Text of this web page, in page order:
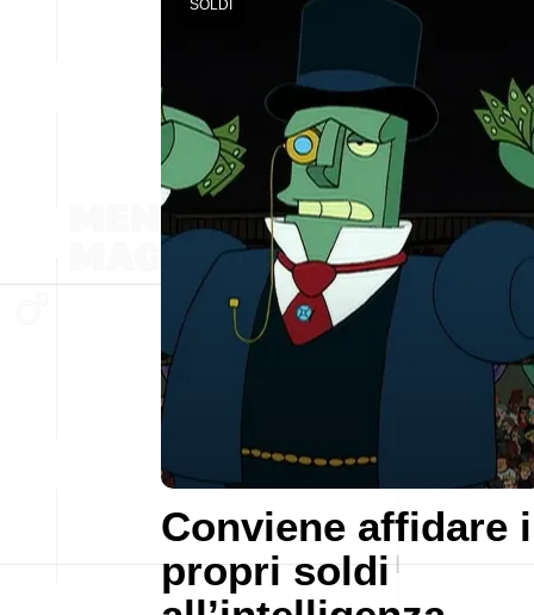
Conviene affidare i
propri soldi
SOLDI